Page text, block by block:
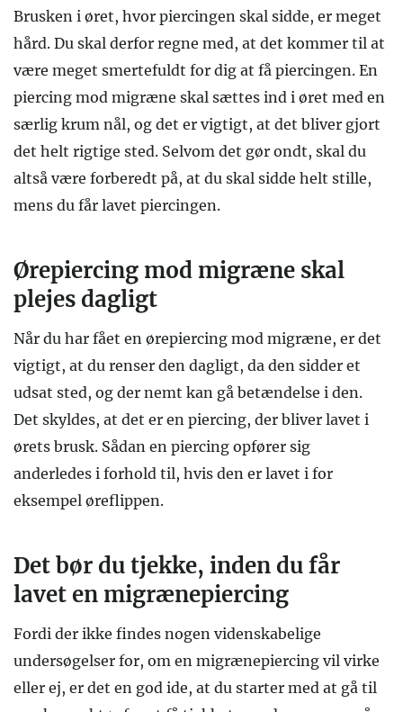
Brusken i øret, hvor piercingen skal sidde, er meget
hård. Du skal derfor regne med, at det kommer til at
være meget smertefuldt for dig at få piercingen. En
piercing mod migræne skal sættes ind i øret med en
særlig krum nål, og det er vigtigt, at det bliver gjort
det helt rigtige sted. Selvom det gør ondt, skal du
altså være forberedt på, at du skal sidde helt stille,
mens du får lavet piercingen.
Ørepiercing mod migræne skal
plejes dagligt
Når du har fået en ørepiercing mod migræne, er det
vigtigt, at du renser den dagligt, da den sidder et
udsat sted, og der nemt kan gå betændelse i den.
Det skyldes, at det er en piercing, der bliver lavet i
ørets brusk. Sådan en piercing opfører sig
anderledes i forhold til, hvis den er lavet i for
eksempel øreflippen.
Det bør du tjekke, inden du får
lavet en migrænepiercing
Fordi der ikke findes nogen videnskabelige
undersøgelser for, om en migrænepiercing vil virke
eller ej, er det en god ide, at du starter med at gå til